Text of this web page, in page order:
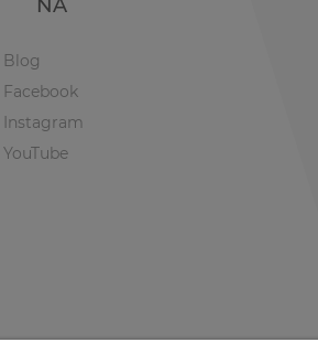
NA
Blog
Facebook
Instagram
YouTube